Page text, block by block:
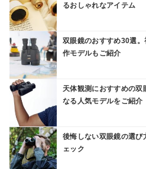
るおしゃれなアイテム
双眼鏡のおすすめ30選
作モデルもご紹介
天体観測におすすめの双
なる人気モデルをご紹介
後悔しない双眼鏡の選び
ェック